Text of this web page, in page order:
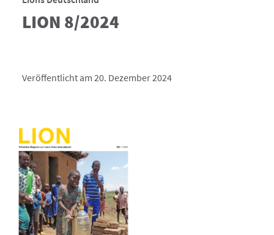
LION 8/2024
Veröffentlicht am 20. Dezember 2024